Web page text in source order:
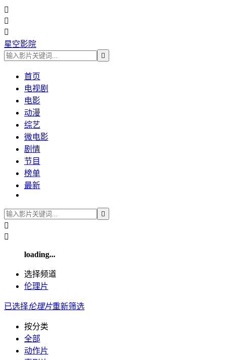



星空影院

首页
电视剧
电影
动漫
综艺
微电影
剧情
节目
榜单
最新



loading...
选择频道
伦理片
已选择伦理片重新筛选
按分类
全部
动作片